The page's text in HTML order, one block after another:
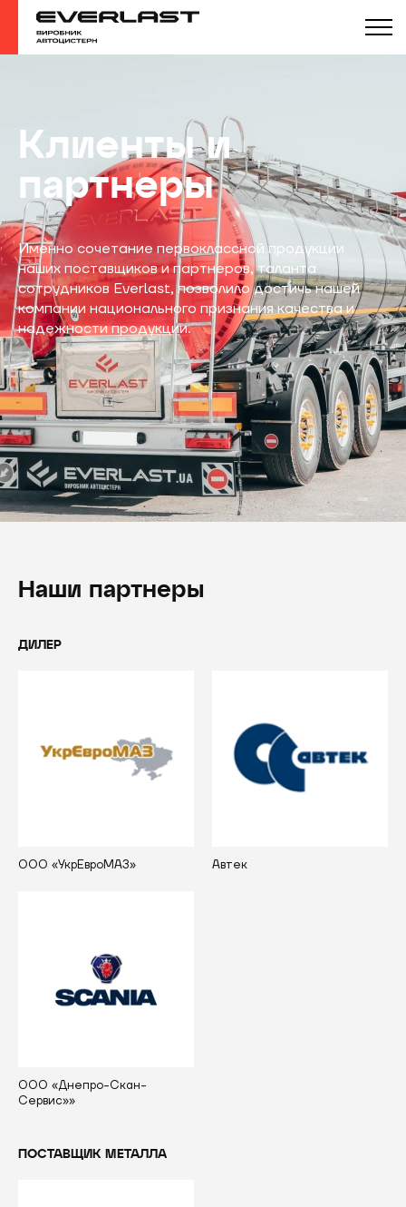
Клиенты и
партнеры
Именно сочетание первоклассной продукции
наших поставщиков и партнеров, таланта
сотрудников Everlast, позволило достичь нашей
компании национального признания качества и
надежности продукции.
Наши партнеры
ДИЛЕР
ООО «УкрЕвроМАЗ» Автек
ООО «Днепро-Скан-
Сервис»»
ПОСТАВЩИК МЕТАЛЛА